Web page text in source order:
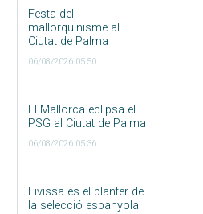
Festa del
mallorquinisme al
Ciutat de Palma
06/08/2026 05:50
El Mallorca eclipsa el
PSG al Ciutat de Palma
06/08/2026 05:36
Eivissa és el planter de
la selecció espanyola